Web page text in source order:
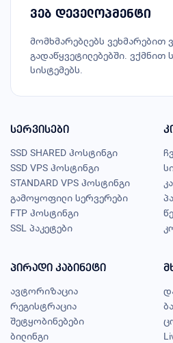
ვებ დეველოპმენტი
მომხმარებლებს ვეხმარებით
გადაწყვეტილებებში. ვქმნით
სისტემებს.
სერვისები
SSD SHARED ჰოსტინგი
SSD VPS ჰოსტინგი
STANDARD VPS ჰოსტინგი
გამოყოფილი სერვერები
FTP ჰოსტინგი
SSL პაკეტები
პირადი კაბინეტი
ავტორიზაცია
რეგისტრაცია
შეტყობინებები
ბილინგი